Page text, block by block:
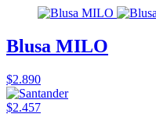
Blusa MILO
$2.890
$2.457